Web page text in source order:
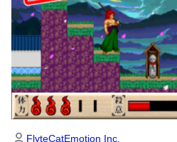
FlyteCatEmotion Inc.